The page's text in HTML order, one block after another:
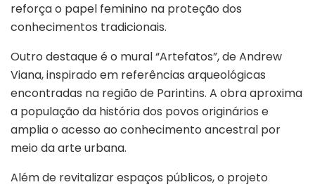
reforça o papel feminino na proteção dos
conhecimentos tradicionais.
Outro destaque é o mural “Artefatos”, de Andrew
Viana, inspirado em referências arqueológicas
encontradas na região de Parintins. A obra aproxima
a população da história dos povos originários e
amplia o acesso ao conhecimento ancestral por
meio da arte urbana.
Além de revitalizar espaços públicos, o projeto